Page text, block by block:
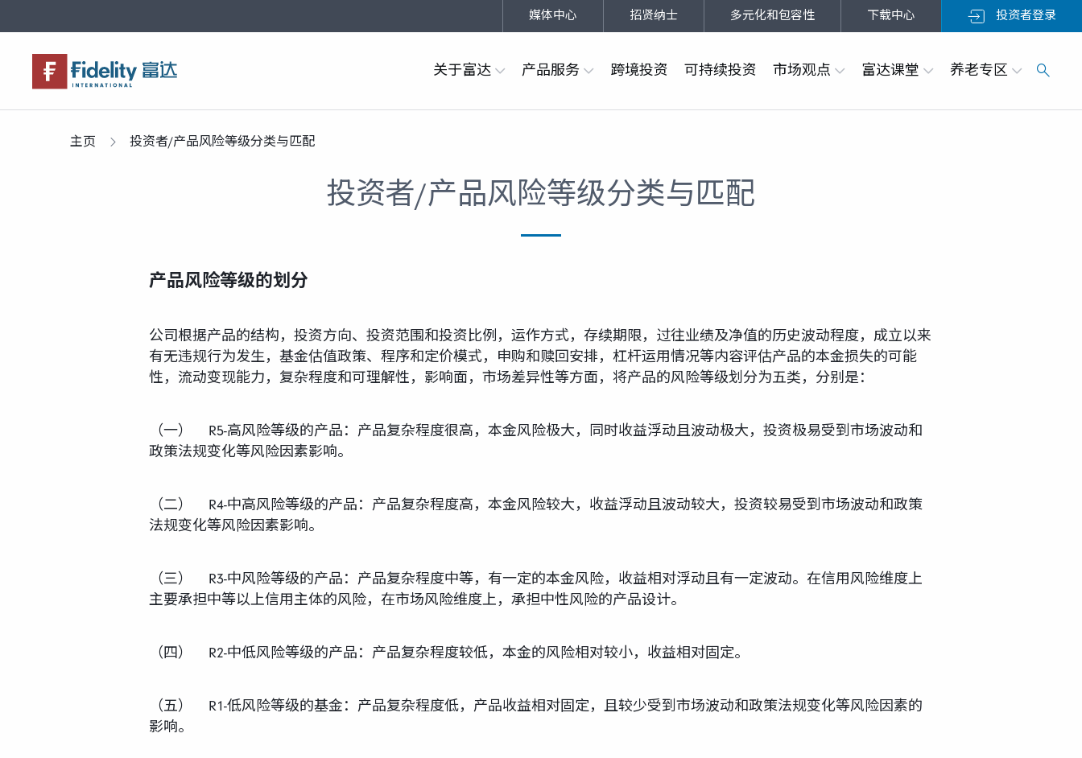
媒体中心 招贤纳士 多元化和包容性 下载中心 投资者登录
关于富达
关于富达
产品服务
产品服务
跨境投资 可持续投资 市场观点
市场观点
富达课堂
富达课堂
养老专区
养老专区
主页 投资者/产品风险等级分类与匹配
投资者/产品风险等级分类与匹配
产品风险等级的划分
公司根据产品的结构，投资方向、投资范围和投资比例，运作方式，存续期限，过往业绩及净值的历史波动程度，成立以来
有无违规行为发生，基金估值政策、程序和定价模式，申购和赎回安排，杠杆运用情况等内容评估产品的本金损失的可能
性，流动变现能力，复杂程度和可理解性，影响面，市场差异性等方面，将产品的风险等级划分为五类，分别是：
（一） R5-高风险等级的产品：产品复杂程度很高，本金风险极大，同时收益浮动且波动极大，投资极易受到市场波动和
政策法规变化等风险因素影响。
（二） R4-中高风险等级的产品：产品复杂程度高，本金风险较大，收益浮动且波动较大，投资较易受到市场波动和政策
法规变化等风险因素影响。
（三） R3-中风险等级的产品：产品复杂程度中等，有一定的本金风险，收益相对浮动且有一定波动。在信用风险维度上
主要承担中等以上信用主体的风险，在市场风险维度上，承担中性风险的产品设计。
（四） R2-中低风险等级的产品：产品复杂程度较低，本金的风险相对较小，收益相对固定。
（五） R1-低风险等级的基金：产品复杂程度低，产品收益相对固定，且较少受到市场波动和政策法规变化等风险因素的
影响。